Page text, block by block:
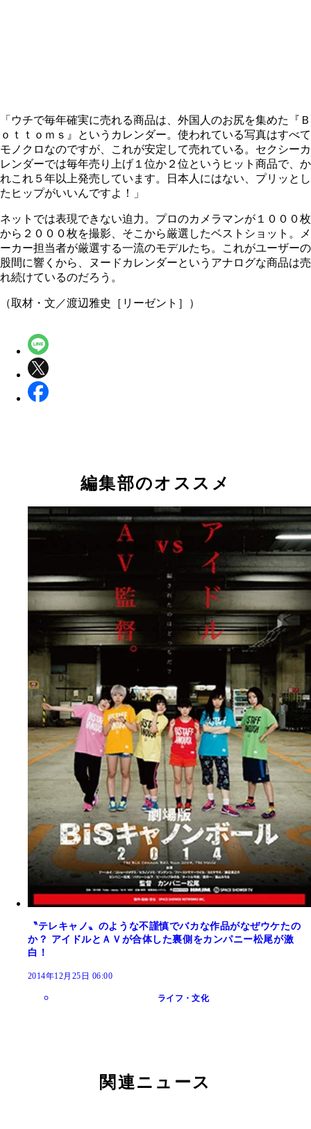
「ウチで毎年確実に売れる商品は、外国人のお尻を集めた『Ｂ
ｏｔｔｏｍｓ』というカレンダー。使われている写真はすべて
モノクロなのですが、これが安定して売れている。セクシーカ
レンダーでは毎年売り上げ１位か２位というヒット商品で、か
れこれ５年以上発売しています。日本人にはない、プリッとし
たヒップがいいんですよ！」
ネットでは表現できない迫力。プロのカメラマンが１０００枚
から２０００枚を撮影、そこから厳選したベストショット。メ
ーカー担当者が厳選する一流のモデルたち。これがユーザーの
股間に響くから、ヌードカレンダーというアナログな商品は売
れ続けているのだろう。
（取材・文／渡辺雅史［リーゼント］）
編集部のオススメ
〝テレキャノ〟のような不謹慎でバカな作品がなぜウケたの
か？ アイドルとＡＶが合体した裏側をカンパニー松尾が激
白！
2014年12月25日 06:00
ライフ・文化
関連ニュース